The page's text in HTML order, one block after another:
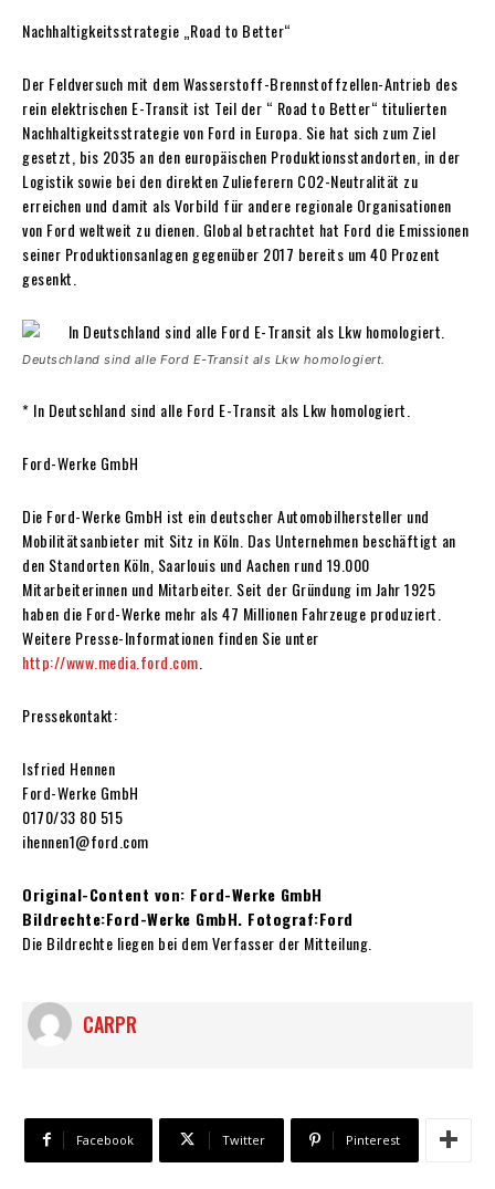
Nachhaltigkeitsstrategie „Road to Better“
Der Feldversuch mit dem Wasserstoff-Brennstoffzellen-Antrieb des
rein elektrischen E-Transit ist Teil der “ Road to Better“ titulierten
Nachhaltigkeitsstrategie von Ford in Europa. Sie hat sich zum Ziel
gesetzt, bis 2035 an den europäischen Produktionsstandorten, in der
Logistik sowie bei den direkten Zulieferern CO2-Neutralität zu
erreichen und damit als Vorbild für andere regionale Organisationen
von Ford weltweit zu dienen. Global betrachtet hat Ford die Emissionen
seiner Produktionsanlagen gegenüber 2017 bereits um 40 Prozent
gesenkt.
Deutschland sind alle Ford E-Transit als Lkw homologiert.
* In Deutschland sind alle Ford E-Transit als Lkw homologiert.
Ford-Werke GmbH
Die Ford-Werke GmbH ist ein deutscher Automobilhersteller und
Mobilitätsanbieter mit Sitz in Köln. Das Unternehmen beschäftigt an
den Standorten Köln, Saarlouis und Aachen rund 19.000
Mitarbeiterinnen und Mitarbeiter. Seit der Gründung im Jahr 1925
haben die Ford-Werke mehr als 47 Millionen Fahrzeuge produziert.
Weitere Presse-Informationen finden Sie unter
http://www.media.ford.com
Pressekontakt:
Isfried Hennen
Ford-Werke GmbH
0170/33 80 515
ihennen1@ford.com
Original-Content von: Ford-Werke GmbH
Bildrechte:Ford-Werke GmbH. Fotograf:Ford
Die Bildrechte liegen bei dem Verfasser der Mitteilung.
CARPR
Facebook Twitter Pinterest